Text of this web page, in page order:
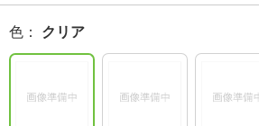
色 ： クリア